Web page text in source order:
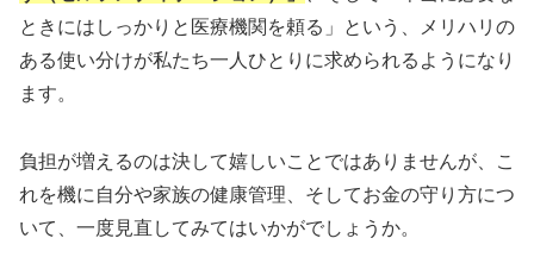
ときにはしっかりと医療機関を頼る」という、メリハリの
ある使い分けが私たち一人ひとりに求められるようになり
ます。
負担が増えるのは決して嬉しいことではありませんが、こ
れを機に自分や家族の健康管理、そしてお金の守り方につ
いて、一度見直してみてはいかがでしょうか。